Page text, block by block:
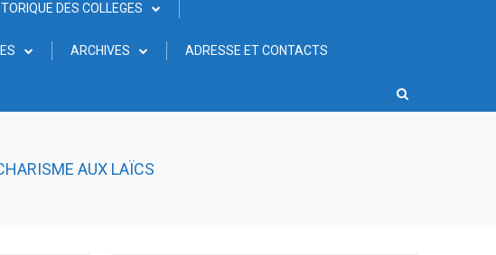
DES COLLEGES
ARCHIVES ADRESSE ET CONTACTS
AUX LAÏCS